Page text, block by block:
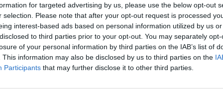
for targeted advertising by us, please use the below opt-out
selection. Please note that after your opt-out request is processed
interest-based ads based on personal information utilized by us
to third parties prior to your opt-out. You may separately
of your personal information by third parties on the IAB’s list of
This information may also be disclosed by us to third parties on the
Participants that may further disclose it to other third parties.
šių procesų?
bananus plastikiniuose maišeliuose ir leisti